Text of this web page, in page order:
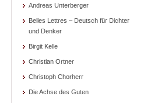
Andreas Unterberger
Belles Lettres – Deutsch für Dichter
und Denker
Birgit Kelle
Christian Ortner
Christoph Chorherr
Die Achse des Guten